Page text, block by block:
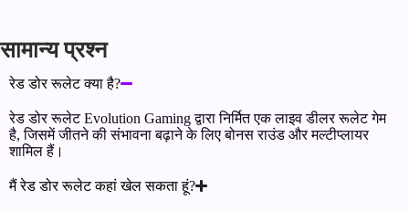
सामान्य प्रश्न
रेड डोर रूलेट क्या है?
रेड डोर रूलेट Evolution Gaming द्वारा निर्मित एक लाइव डीलर रूलेट गेम
है, जिसमें जीतने की संभावना बढ़ाने के लिए बोनस राउंड और मल्टीप्लायर
शामिल हैं।
मैं रेड डोर रूलेट कहां खेल सकता हूं?